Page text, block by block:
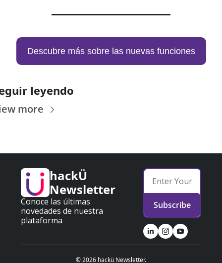
Descubre más sobre las nuevas funciones
leyendo
more
hackÜ
Newsletter
Conoce las últimas
novedades de nuestra
plataforma
Subscribe
© 2026 hackü Newsletter.